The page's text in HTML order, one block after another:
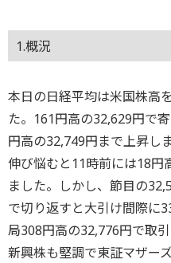
1.概況
本日の日経平均は米国株高
た。161円高の32,629円で
円高の32,749円まで上昇し
伸び悩むと11時前には18円
ました。しかし、節目の
で切り返すと大引け間際に
局308円高の32,776円で取
新興株も堅調で東証マザー